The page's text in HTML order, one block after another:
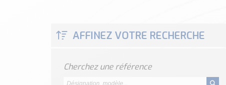
AFFINEZ VOTRE RECHERCHE
Cherchez une référence